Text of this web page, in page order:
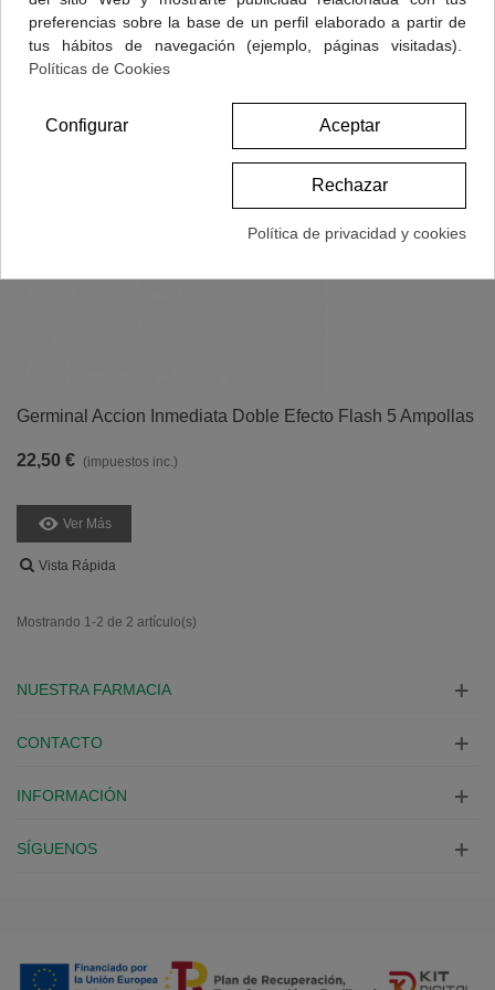
Germinal Accion Inmediata Doble Efecto Flash 5 Ampollas
22,50 € (impuestos inc.)
Ver Más
Vista Rápida
Mostrando 1-2 de 2 artículo(s)
NUESTRA FARMACIA
CONTACTO
INFORMACIÓN
SÍGUENOS
preferencias sobre la base de un perfil elaborado a partir de
tus hábitos de navegación (ejemplo, páginas visitadas).
Políticas de Cookies
Aceptar
Rechazar
Configurar
Política de privacidad y cookies